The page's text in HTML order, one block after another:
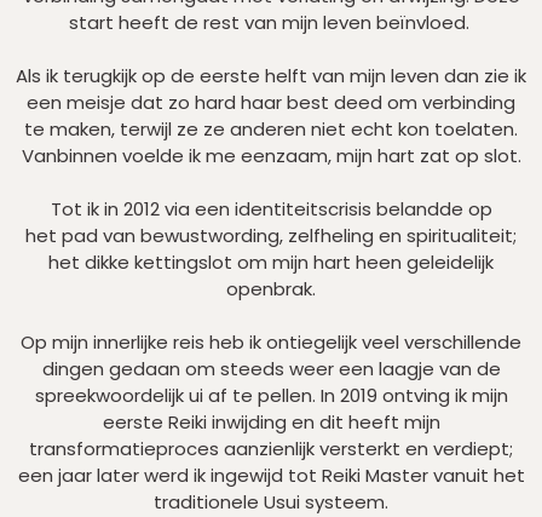
start heeft de rest van mijn leven beïnvloed.
Als ik terugkijk op de eerste helft van mijn leven dan zie ik
een meisje dat zo hard haar best deed om verbinding
te maken, terwijl ze ze anderen niet echt kon toelaten.
Vanbinnen voelde ik me eenzaam, mijn hart zat op slot.
Tot ik in 2012 via een identiteitscrisis belandde op
het pad van bewustwording, zelfheling en spiritualiteit;
het dikke kettingslot om mijn hart heen geleidelijk
openbrak.
Op mijn innerlijke reis heb ik ontiegelijk veel verschillende
dingen gedaan om steeds weer een laagje van de
spreekwoordelijk ui af te pellen. In 2019 ontving ik mijn
eerste Reiki inwijding en dit heeft mijn
transformatieproces aanzienlijk versterkt en verdiept;
een jaar later werd ik ingewijd tot Reiki Master vanuit het
traditionele Usui systeem.